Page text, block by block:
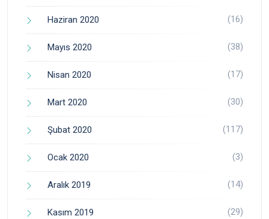
Haziran 2020 (16)
Mayıs 2020 (38)
Nisan 2020 (17)
Mart 2020 (30)
Şubat 2020 (117)
Ocak 2020 (3)
Aralık 2019 (14)
Kasım 2019 (29)